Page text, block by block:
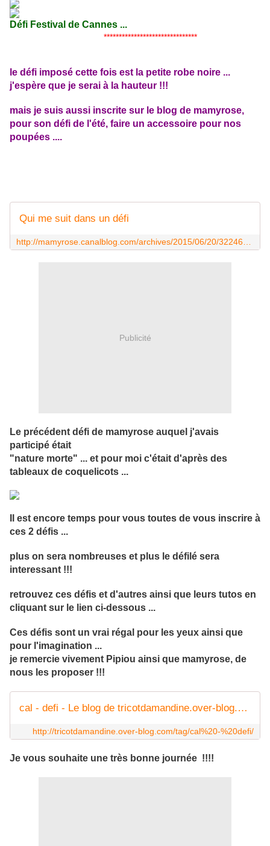
Défi Festival de Cannes ...
*******************************
le défi imposé cette fois est la petite robe noire ...
j'espère que je serai à la hauteur !!!
mais je suis aussi inscrite sur le blog de mamyrose,
pour son défi de l'été, faire un accessoire pour nos
poupées ....
Qui me suit dans un défi
Publicité
Le précédent défi de mamyrose auquel j'avais
participé était
"nature morte" ... et pour moi c'était d'après des
tableaux de coquelicots ...
Il est encore temps pour vous toutes de vous inscrire à
ces 2 défis ...
plus on sera nombreuses et plus le défilé sera
interessant !!!
retrouvez ces défis et d'autres ainsi que leurs tutos en
cliquant sur le lien ci-dessous ...
Ces défis sont un vrai régal pour les yeux ainsi que
pour l'imagination ...
je remercie vivement Pipiou ainsi que mamyrose, de
nous les proposer !!!
cal - defi - Le blog de tricotdamandine.over-blog.com
http://tricotdamandine.over-blog.com/tag/cal%20-%20defi/
Je vous souhaite une très bonne journée !!!!